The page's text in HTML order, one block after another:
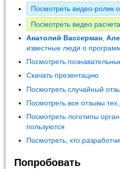
Посмотреть видео-ролик
Посмотреть видео
Анатолий Вассерман ,
известные люди о
Посмотреть
Скачать презентацию
Посмотреть случайный
Посмотреть все отзывы
Посмотреть логотипы
пользуются
Посмотреть, кто
Попробовать